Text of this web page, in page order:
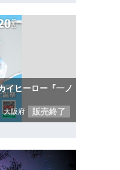
イヒーロー『一ノ
大阪府 販売終了